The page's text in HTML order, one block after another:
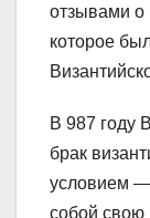
отзывами о
которое
В 987 году
брак
условием
собой свою